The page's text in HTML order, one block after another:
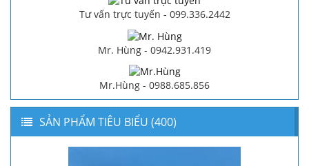
Tư vấn trực tuyến - 099.336.2442
Mr. Hùng - 0942.931.419
Mr.Hùng - 0988.685.856
SẢN PHẨM TIÊU BIỂU (400)